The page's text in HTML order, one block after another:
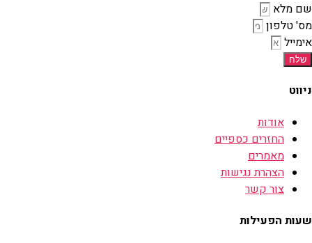
שם מלא
מס' טלפון
אימייל
שלח
ניווט
אודות
החזרים כספיים
מאמרים
הצהרת נגישות
צור קשר
שעות הפעילות